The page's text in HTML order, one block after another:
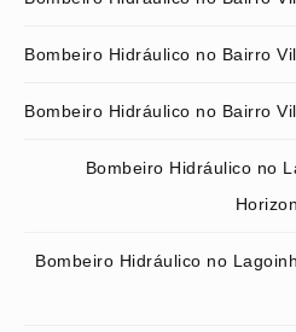
Bombeiro Hidráulico no Bairro
Bombeiro Hidráulico no Bairro
Bombeiro Hidráulico no
Bombeiro Hidráulico no